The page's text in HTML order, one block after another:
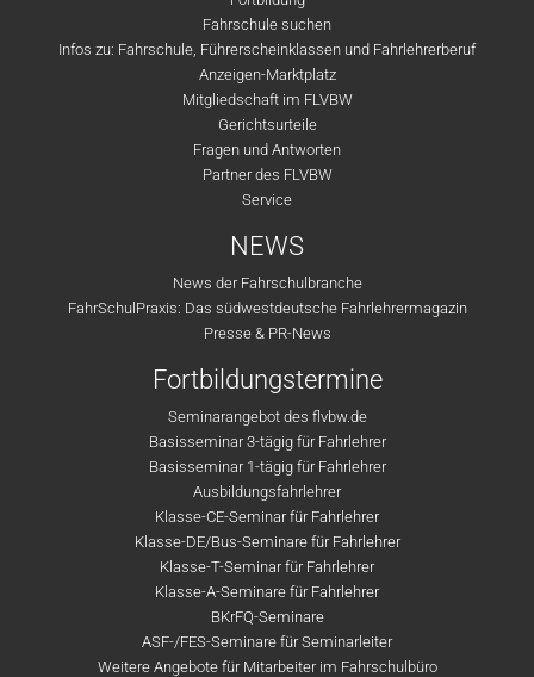
Fahrschule suchen
Infos zu: Fahrschule, Führerscheinklassen und Fahrlehrerberuf
Anzeigen-Marktplatz
Mitgliedschaft im FLVBW
Gerichtsurteile
Fragen und Antworten
Partner des FLVBW
Service
NEWS
News der Fahrschulbranche
FahrSchulPraxis: Das südwestdeutsche Fahrlehrermagazin
Presse & PR-News
Fortbildungstermine
Seminarangebot des flvbw.de
Basisseminar 3-tägig für Fahrlehrer
Basisseminar 1-tägig für Fahrlehrer
Ausbildungsfahrlehrer
Klasse-CE-Seminar für Fahrlehrer
Klasse-DE/Bus-Seminare für Fahrlehrer
Klasse-T-Seminar für Fahrlehrer
Klasse-A-Seminare für Fahrlehrer
BKrFQ-Seminare
ASF-/FES-Seminare für Seminarleiter
Weitere Angebote für Mitarbeiter im Fahrschulbüro